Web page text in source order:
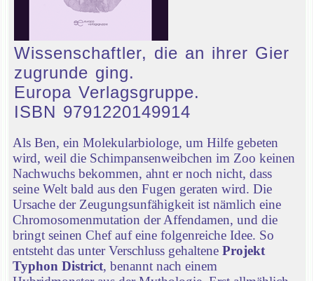
Wissenschaftler, die an ihrer Gier
zugrunde ging.
Europa Verlagsgruppe.
ISBN 9791220149914
Als Ben, ein Molekularbiologe, um Hilfe gebeten
wird, weil die Schimpansenweibchen im Zoo keinen
Nachwuchs bekommen, ahnt er noch nicht, dass
seine Welt bald aus den Fugen geraten wird. Die
Ursache der Zeugungsunfähigkeit ist nämlich eine
Chromosomenmutation der Affendamen, und die
bringt seinen Chef auf eine folgenreiche Idee. So
entsteht das unter Verschluss gehaltene Projekt
Typhon District, benannt nach einem